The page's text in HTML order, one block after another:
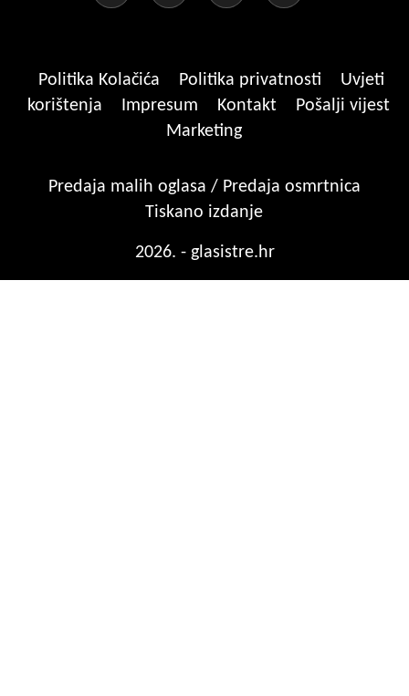
Politika Kolačića Politika privatnosti
Uvjeti
korištenja
Impresum Kontakt
Pošalji vijest
Marketing
Predaja malih oglasa / Predaja osmrtnica
Tiskano izdanje
2026. - glasistre.hr